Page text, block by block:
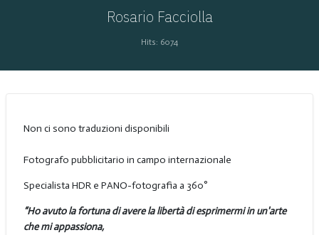
Rosario Facciolla
Hits: 6074
Non ci sono traduzioni disponibili
Fotografo pubblicitario in campo internazionale
Specialista HDR e PANO-fotografia a 360°
“Ho avuto la fortuna di avere la libertà di esprimermi in un'arte
che mi appassiona,